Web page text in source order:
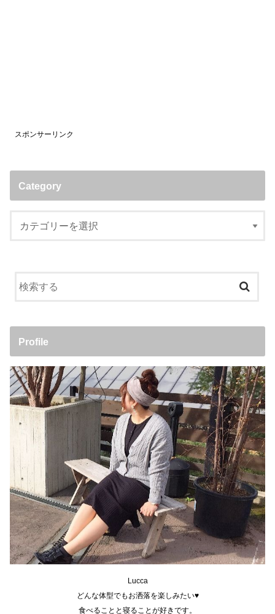
スポンサーリンク
Category
Profile
Lucca
どんな体型でもお洒落を楽しみたい♥
食べることと寝ることが好きです。